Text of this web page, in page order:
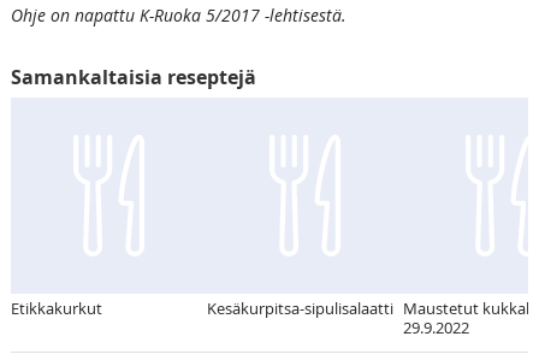
Ohje on napattu K-Ruoka 5/2017 -lehtisestä.
Samankaltaisia reseptejä
Etikkakurkut Kesäkurpitsa-sipulisalaatti Maustetut
29.9.2022